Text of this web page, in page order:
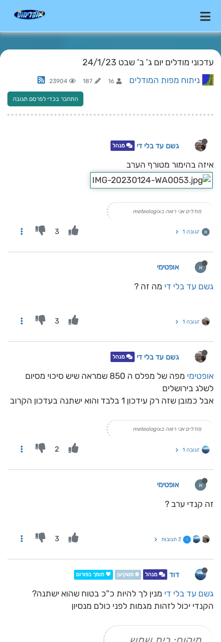
עדכוני מודלים יום ג' ב' שבט 24/1/23
ניתוח מפות המודלים 16
187
23904
התחבר בכדי לפרסם תגובה
גשם עד בלי די מנהל
איזה בהימור מטורף הערב
מודלים אני רואה בmeteologix
א תגובה 1 3
א אופטימי
גשם עד בלי די מה זה ?
תגובה 1 3
גשם עד בלי די מנהל
אופטימי
מפה של מפלס ה 850 שמראה שיש סיכוי מסיום
לשלג בירושלים
אבל כמובן שזה רק עידכון 1 בלבד והוא ישתנה בעדכון הקרוב
מודלים אני רואה בmeteologix
תגובה 1 2
א אופטימי
זה קנדי ערב ?
י 3 תגובות 3
דוד מנהל ❄️ משקיען 💖 תומך בפורום
גשם עד בלי די מנין לך להיות כ"כ בטוח שהוא ישתנה?
הקנדי יכול לזהות מגמות לפני כולם מנסיון